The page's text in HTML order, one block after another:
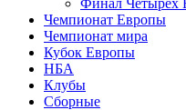
Финал Четырех
Чемпионат Европы
Чемпионат мира
Кубок Европы
НБА
Клубы
Сборные